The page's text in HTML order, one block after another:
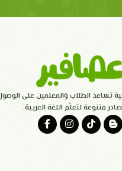
تساعد الطلاب والمعلمين على الوصول
متنوعة لتعلّم اللغة العربية.